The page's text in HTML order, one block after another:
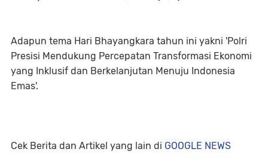
Adapun tema Hari Bhayangkara tahun ini yakni 'Polri
Presisi Mendukung Percepatan Transformasi Ekonomi
yang Inklusif dan Berkelanjutan Menuju Indonesia
Emas'.
Cek Berita dan Artikel yang lain di GOOGLE NEWS